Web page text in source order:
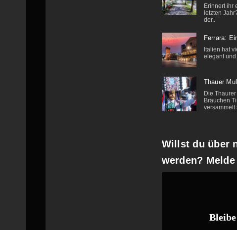
Erinnert ihr
letzten
der..
Ferrara:
Italien hat
elegant
Thauer
Die
Bräuchen
versammelt
Willst du über
werden?